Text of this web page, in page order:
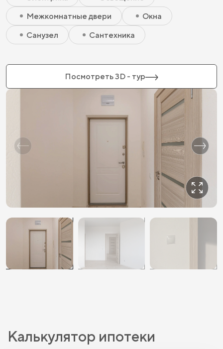
Межкомнатные двери
Окна
Санузел
Сантехника
Посмотреть 3D - тур
Калькулятор ипотеки